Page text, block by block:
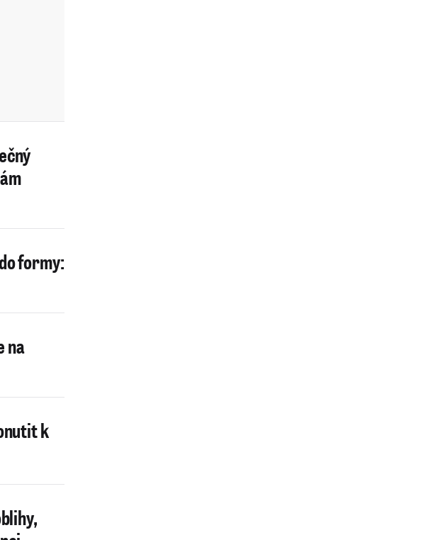
formy:
na
k